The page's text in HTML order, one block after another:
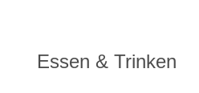
Hotelsafe
WLAN/WiFi im Hotel
Essen & Trinken